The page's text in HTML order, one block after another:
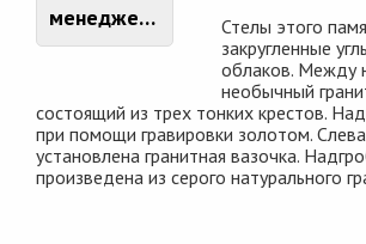
менеджером
Стелы этого
закругленные
облаков. Между
необычный
состоящий из трех тонких крестов.
при помощи гравировки золотом.
установлена гранитная вазочка.
произведена из серого натурального